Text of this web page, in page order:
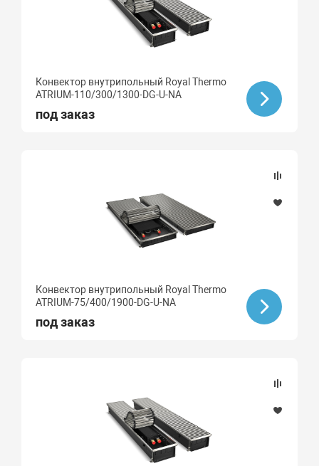
Конвектор внутрипольный Royal Thermo
ATRIUM-110/300/1300-DG-U-NA
под заказ
Конвектор внутрипольный Royal Thermo
ATRIUM-75/400/1900-DG-U-NA
под заказ